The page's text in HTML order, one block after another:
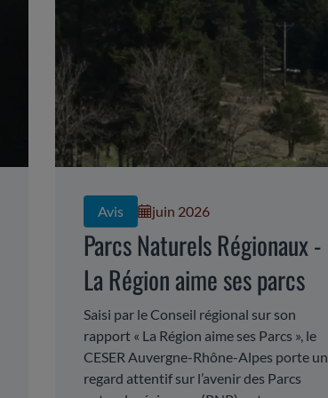
Avis juin 2026
Parcs Naturels Régionaux -
La Région aime ses parcs
Saisi par le Conseil régional sur son
rapport « La Région aime ses Parcs », le
CESER Auvergne-Rhône-Alpes porte un
regard attentif sur l’avenir des Parcs